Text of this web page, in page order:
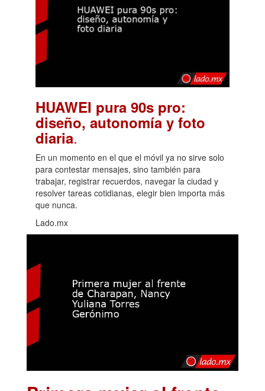
HUAWEI pura 90s pro:
diseño, autonomía y foto
diaria.
En un momento en el que el móvil ya no sirve solo
para contestar mensajes, sino también para
trabajar, registrar recuerdos, navegar la ciudad y
resolver tareas cotidianas, elegir bien importa más
que nunca.
Lado.mx